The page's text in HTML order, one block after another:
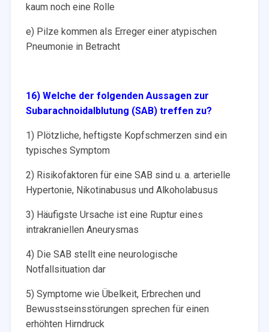
kaum noch eine Rolle
e) Pilze kommen als Erreger einer atypischen
Pneumonie in Betracht
16) Welche der folgenden Aussagen zur
Subarachnoidalblutung (SAB) treffen zu?
1) Plötzliche, heftigste Kopfschmerzen sind ein
typisches Symptom
2) Risikofaktoren für eine SAB sind u. a. arterielle
Hypertonie, Nikotinabusus und Alkoholabusus
3) Häufigste Ursache ist eine Ruptur eines
intrakraniellen Aneurysmas
4) Die SAB stellt eine neurologische
Notfallsituation dar
5) Symptome wie Übelkeit, Erbrechen und
Bewusstseinsstörungen sprechen für einen
erhöhten Hirndruck